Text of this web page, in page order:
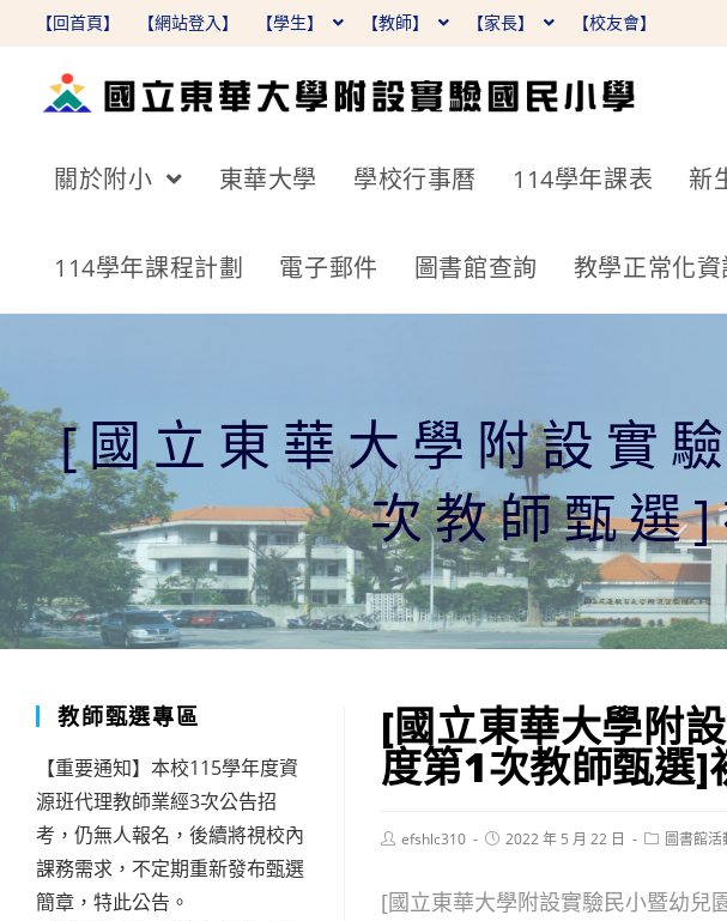
【回首頁】 【網站登入】 【學生】 【教師】 【家長】 【校友會】
關於附小 東華大學 學校行事曆 114學年課表 新
114學年課程計劃 電子郵件 圖書館查詢 教學正常化資
[國立東華大學附設實
次教師甄選
[國立東華大學附
度第1次教師甄選]
Postefshlc310
Post2022 年 5 月 22 日
Post圖書館活
[國立東華大學附設實驗民小暨幼兒
教師甄選專區
【重要通知】本校115學年度資
源班代理教師業經3次公告招
考，仍無人報名，後續將視校內
課務需求，不定期重新發布甄選
簡章，特此公告。